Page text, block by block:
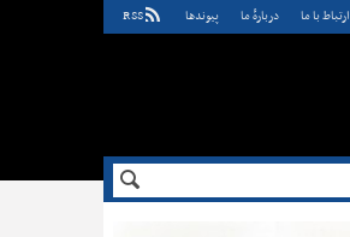
ارتباط با ما دربارهٔ ما پيوندها RSS